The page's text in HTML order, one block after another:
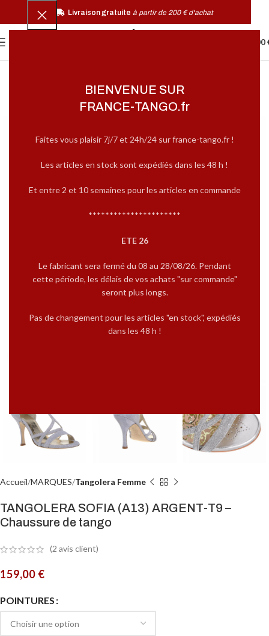
BIENVENUE SUR
FRANCE-TANGO.fr
Faites vous plaisir 7j/7 et 24h/24 sur france-tango.fr !
Les articles en stock sont expédiés dans les 48 h !
Et entre 2 et 10 semaines pour les articles en commande
**********************
ETE 26
Le fabricant sera fermé du 08 au 28/08/26. Pendant
cette période, les délais de vos achats "sur commande"
seront plus longs.
Pas de changement pour les articles "en stock", expédiés
dans les 48 h !
0,00
Accueil MARQUES Tangolera Femme
TANGOLERA SOFIA (A13) ARGENT-T9 –
Chaussure de tango
(2 avis client)
159,00 €
POINTURES
Livraison gratuite à partir de 200 € d'achat